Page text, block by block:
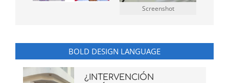
Screenshot
BOLD DESIGN LANGUAGE
¿INTERVENCIÓN